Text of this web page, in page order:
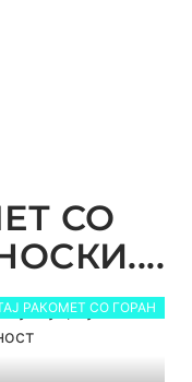
СО
РАКОМЕТ СО ГОРАН